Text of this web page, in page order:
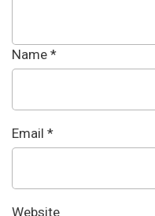
Name *
Email *
Website